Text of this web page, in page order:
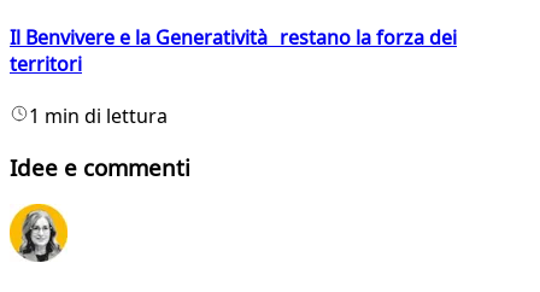
Il Benvivere e la Generatività restano la forza dei
territori
1 min di lettura
Idee e commenti